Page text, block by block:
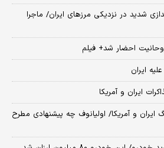
شدید در نزدیکی مرز‌های ایران/ ماجرا
احضار شد+ فیلم
ایران
ایران و آمریکا
ایران و آمریکا/ اولیانوف چه پیشنهادی مطرح